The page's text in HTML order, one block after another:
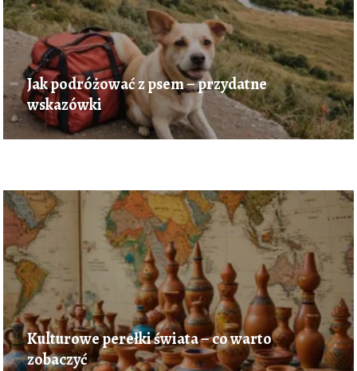
Jak podróżować z psem – przydatne
wskazówki
Kulturowe perełki świata – co warto
zobaczyć